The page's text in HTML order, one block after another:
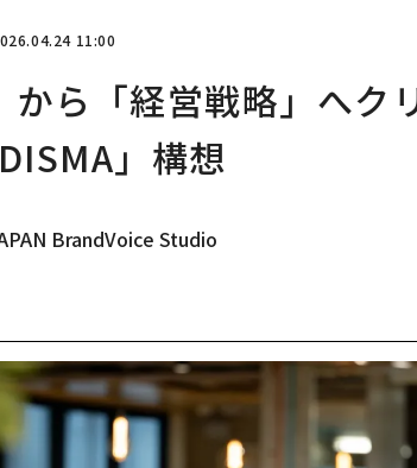
11:00
から「経営戦略」へ
」構想
BrandVoice Studio